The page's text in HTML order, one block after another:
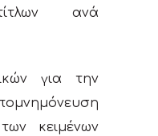
ανά
για την
κειμένων